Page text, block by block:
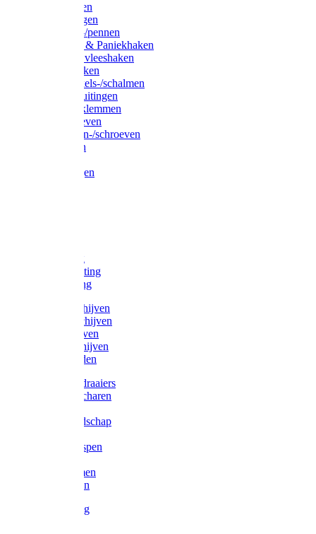
Sleutelringen
Gelaste ringen
Borgveren-/pennen
Musketons & Paniekhaken
S-haken & vleeshaken
Karabijnhaken
Noodschakels-/schalmen
Harp-/D-sluitingen
Staaldraadklemmen
Spanschroeven
Ringmoeren-/schroeven
Puntkousen
Aanlegringen
Voetketting
Scheepsketting
Victorketting
Afbraamschijven
Doorslijpschijven
Lamelschijven
Diamantschijven
Laselektroden
Schroevendraaiers
Tangen / Scharen
Meetgereedschap
Vijlen / Raspen
Lijmklemmen
Waterpassen
Bouwbeslag